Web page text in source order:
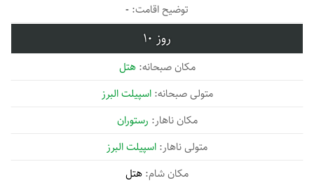
-
10
هتل
اسپیلت البرز
رستوران
اسپیلت البرز
هتل